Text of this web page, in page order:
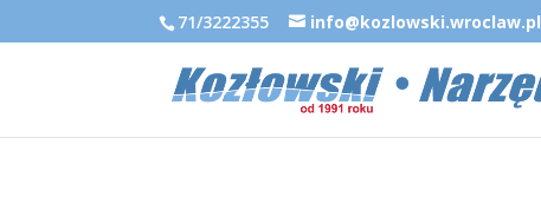
71/3222355 info@kozlowski.wroclaw.pl